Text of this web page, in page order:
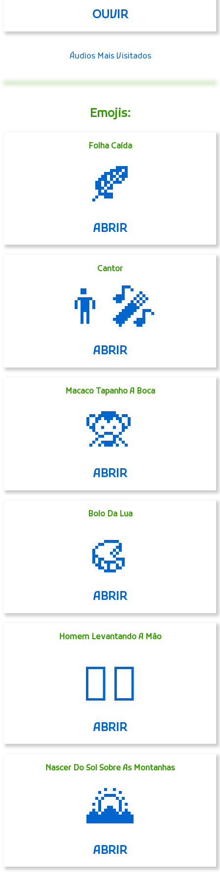
OUVIR
Áudios Mais Visitados
Emojis:
Folha Caída
🍂
ABRIR
Cantor
👨‍🎤
ABRIR
Macaco Tapanho A Boca
🙊
ABRIR
Bolo Da Lua
🥮
ABRIR
Homem Levantando A Mão
🙋‍♂️
ABRIR
Nascer Do Sol Sobre As Montanhas
🌄
ABRIR